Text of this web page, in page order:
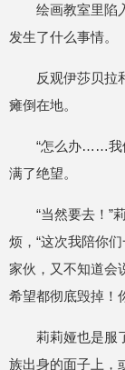
绘画教室里陷
发生了什么事情。
反观伊莎贝拉
瘫倒在地。
“怎么办……我
满了绝望。
“当然要去！”
烦，“这次我陪你
家伙，又不知道会
希望都彻底毁掉！
莉莉娅也是服
族出身的面子上，